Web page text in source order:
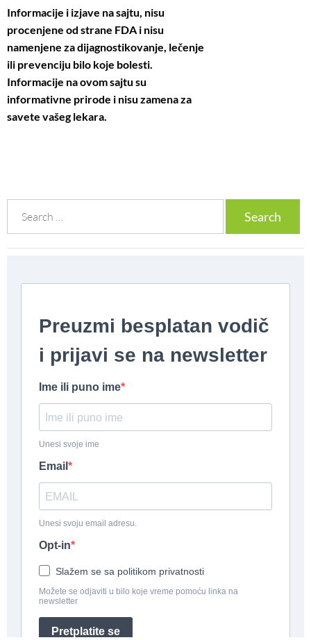
Informacije i izjave na sajtu, nisu
procenjene od strane FDA i nisu
namenjene za dijagnostikovanje, lečenje
ili prevenciju bilo koje bolesti.
Informacije na ovom sajtu su
informativne prirode i nisu zamena za
savete vašeg lekara.
for: